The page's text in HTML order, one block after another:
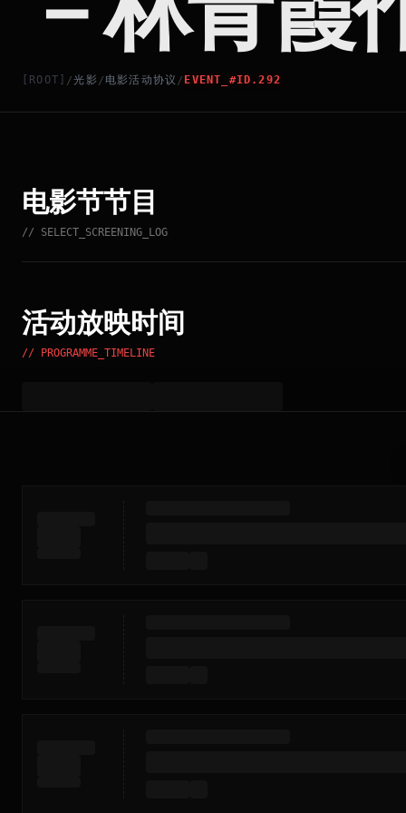
[ROOT] /光影/ 电影活动协议 / EVENT_#ID.292
电影节节目
// SELECT_SCREENING_LOG
活动放映时间
// PROGRAMME_TIMELINE